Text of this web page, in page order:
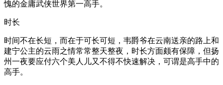
愧的金庸武侠世界第一高手。
时长
时间不在长短，而在于可长可短，韦爵爷在云南送亲的路上和
建宁公主的云雨之情常常整天整夜，时长方面颇有保障，但扬
州一夜要应付六个美人儿又不得不快速解决，可谓是高手中的
高手。